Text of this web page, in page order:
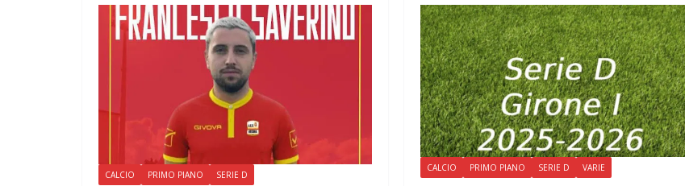
CALCIO PRIMO PIANO SERIE D
CALCIO PRIMO PIANO SERIE D VARIE